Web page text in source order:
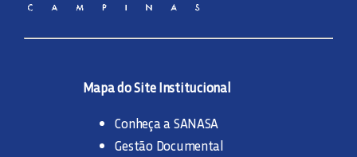
Mapa do Site Institucional
Conheça a SANASA
Gestão Documental